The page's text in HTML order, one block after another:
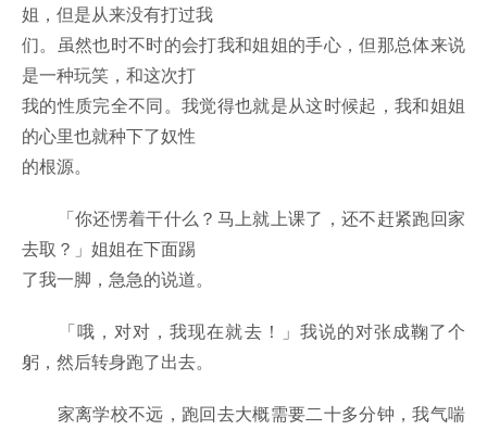
姐，但是从来没有打过我
们。虽然也时不时的会打我和姐姐的手心，但那总体来说
是一种玩笑，和这次打
我的性质完全不同。我觉得也就是从这时候起，我和姐姐
的心里也就种下了奴性
的根源。
「你还愣着干什么？马上就上课了，还不赶紧跑回家
去取？」姐姐在下面踢
了我一脚，急急的说道。
「哦，对对，我现在就去！」我说的对张成鞠了个
躬，然后转身跑了出去。
家离学校不远，跑回去大概需要二十多分钟，我气喘